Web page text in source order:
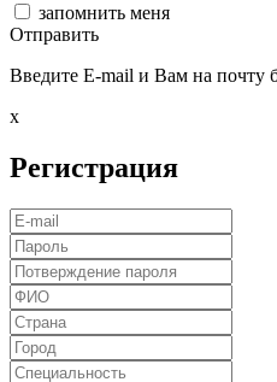
запомнить меня
Отправить
Введите E-mail и Вам на почту
x
Регистрация